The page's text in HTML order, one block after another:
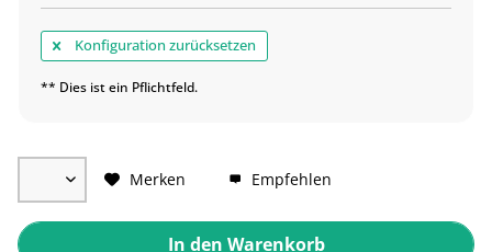
Konfiguration zurücksetzen
** Dies ist ein Pflichtfeld.
Merken Empfehlen
In den Warenkorb